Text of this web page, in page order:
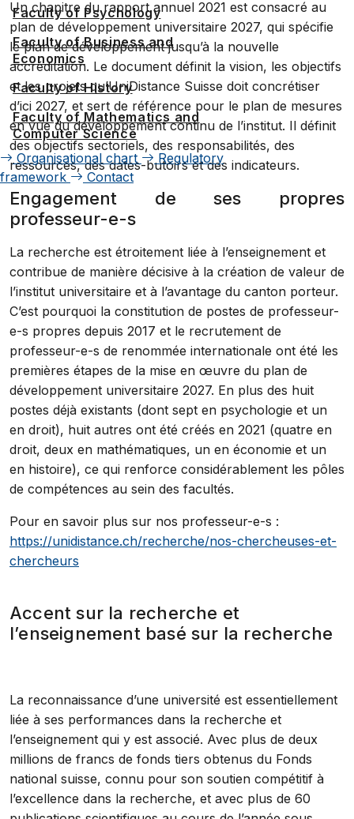
Faculty of Psychology
Faculty of Business and
Economics
Faculty of History
Faculty of Mathematics and
Computer Science
Organisational chart
Regulatory
framework
Contact
Un chapitre du rapport annuel 2021 est consacré au
plan de développement universitaire 2027, qui spécifie
le plan de développement jusqu’à la nouvelle
accréditation. Le document définit la vision, les objectifs
et les projets qu’UniDistance Suisse doit concrétiser
d’ici 2027, et sert de référence pour le plan de mesures
en vue du développement continu de l’institut. Il définit
des objectifs sectoriels, des responsabilités, des
ressources, des dates-butoirs et des indicateurs.
Engagement de ses propres
professeur-e-s
La recherche est étroitement liée à l’enseignement et
contribue de manière décisive à la création de valeur de
l’institut universitaire et à l’avantage du canton porteur.
C’est pourquoi la constitution de postes de professeur-
e-s propres depuis 2017 et le recrutement de
professeur-e-s de renommée internationale ont été les
premières étapes de la mise en œuvre du plan de
développement universitaire 2027. En plus des huit
postes déjà existants (dont sept en psychologie et un
en droit), huit autres ont été créés en 2021 (quatre en
droit, deux en mathématiques, un en économie et un
en histoire), ce qui renforce considérablement les pôles
de compétences au sein des facultés.
Pour en savoir plus sur nos professeur-e-s :
https://unidistance.ch/recherche/nos-chercheuses-et-
chercheurs
Accent sur la recherche et
l’enseignement basé sur la recherche
La reconnaissance d’une université est essentiellement
liée à ses performances dans la recherche et
l’enseignement qui y est associé. Avec plus de deux
millions de francs de fonds tiers obtenus du Fonds
national suisse, connu pour son soutien compétitif à
l’excellence dans la recherche, et avec plus de 60